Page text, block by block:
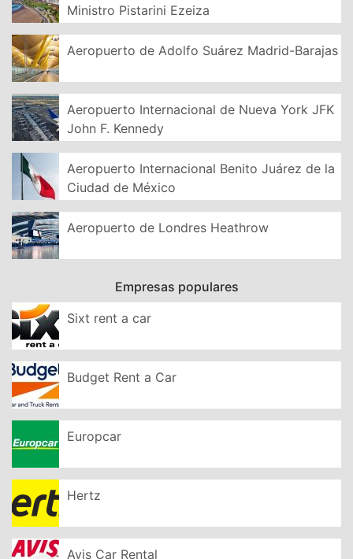
Ministro Pistarini Ezeiza
Aeropuerto de Adolfo Suárez Madrid-Barajas
Aeropuerto Internacional de Nueva York JFK
John F. Kennedy
Aeropuerto Internacional Benito Juárez de la
Ciudad de México
Aeropuerto de Londres Heathrow
Empresas populares
Sixt rent a car
Budget Rent a Car
Europcar
Hertz
Avis Car Rental